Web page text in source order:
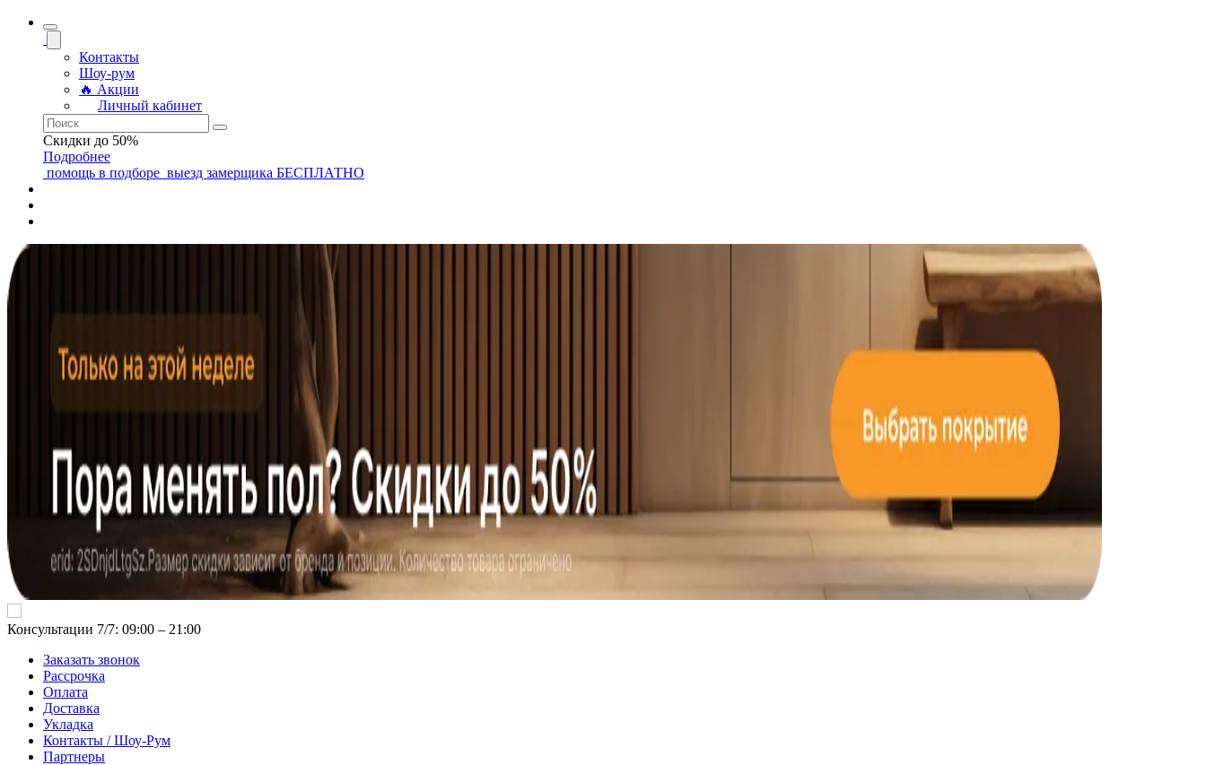
Контакты
Шоу-рум
🔥 Акции
Личный кабинет
Скидки до 50%
Подробнее
помощь в подборе выезд замерщика БЕСПЛАТНО
Консультации 7/7: 09:00 ‒ 21:00
Заказать звонок
Рассрочка
Оплата
Доставка
Укладка
Контакты / Шоу-Рум
Партнеры